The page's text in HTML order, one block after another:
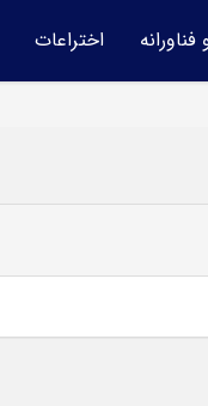
اختراعات